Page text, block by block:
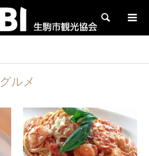
検索
グルメ